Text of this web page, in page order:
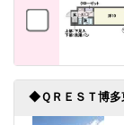
◆ＱＲＥＳＴ博